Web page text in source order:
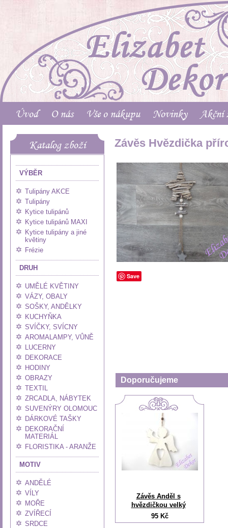
Úvod O nás Vše o nákupu Novinky Akční
Katalog zboží
VÝBĚR
Tulipány AKCE
Tulipány
Kytice tulipánů
Kytice tulipánů MAXI
Kytice tulipány a jiné
květiny
Frézie
DRUH
UMĚLÉ KVĚTINY
VÁZY, OBALY
SOŠKY, ANDĚLKY
KUCHYŇKA
SVÍČKY, SVÍCNY
AROMALAMPY, VŮNĚ
LUCERNY
DEKORACE
HODINY
OBRAZY
TEXTIL
ZRCADLA, NÁBYTEK
SUVENÝRY OLOMOUC
DÁRKOVÉ TAŠKY
DEKORAČNÍ
MATERIÁL
FLORISTIKA - ARANŽE
MOTIV
ANDĚLÉ
VÍLY
MOŘE
ZVÍŘECÍ
SRDCE
Závěs Hvězdička
Save
Doporučujeme
Závěs Anděl s
hvězdičkou velký
95 Kč